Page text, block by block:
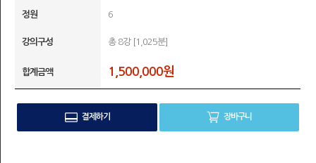
정원 6
강의구성 총 8강 [1,025분]
합계금액 1,500,000원
결제하기 장바구니